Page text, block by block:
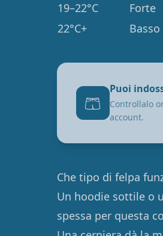
19–22°C
Forte
22°C+
Basso
🩳
Puoi
Controllalo
account.
Che tipo di felpa
Un hoodie sottile o
spessa per questa